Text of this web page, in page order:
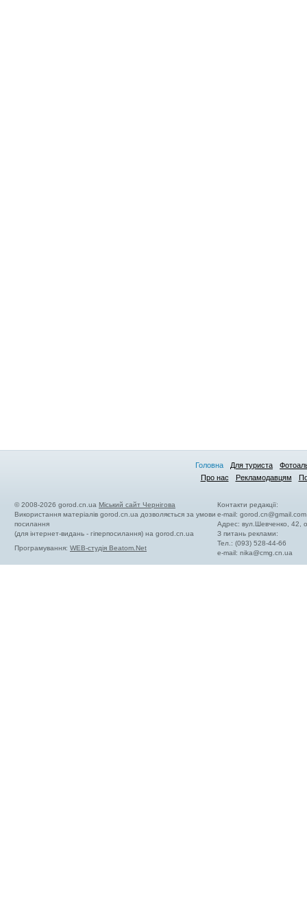
Головна Для туриста
Про нас
Рекламодавцям
© 2008-2026 gorod.cn.ua Міський сайт Чернігова
Використання матеріалів gorod.cn.ua дозволяється за умови
посилання
(для інтернет-видань - гіперпосилання) на gorod.cn.ua
Програмування: WEB-студія Beatom.Net
Контакти редакції:
e-mail:gorod.cn@gmail.com
Адрес: вул.Шевченко, 42,
З питань реклами:
Тел.: (093) 528-44-66
e-mail:nika@cmg.cn.ua